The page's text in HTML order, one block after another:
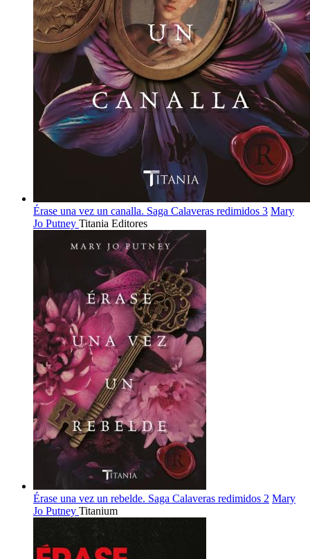
Érase una vez un canalla. Saga Calaveras redimidos 3 Mary
Jo Putney Titania Editores
Érase una vez un rebelde. Saga Calaveras redimidos 2 Mary
Jo Putney Titanium